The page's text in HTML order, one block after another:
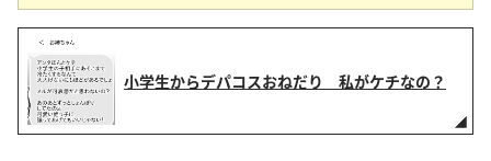
小学生からデパコスおねだり 私がケチなの？